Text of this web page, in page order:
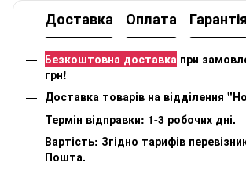
Доставка Оплата Гарантія
Безкоштовна доставка при
грн!
Доставка товарів на відділення
Термін відправки: 1-3 робочих дні.
Вартість: Згідно тарифів
Пошта.